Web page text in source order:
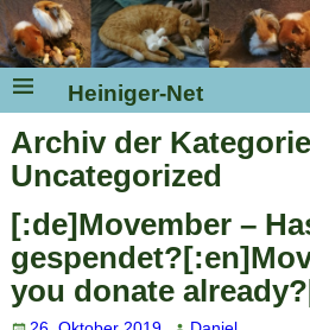
Heiniger-Net
Archiv der
Uncategorized
[:de]Movember –
you donate